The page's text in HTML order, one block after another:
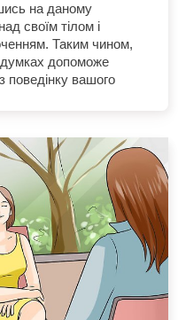
на даному
своїм тілом і
Таким чином,
думках допоможе
поведінку вашого